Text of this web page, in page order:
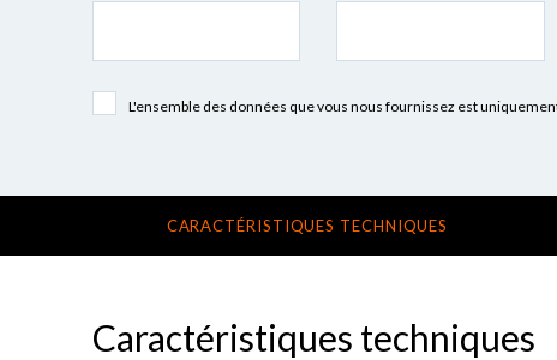
L'ensemble des données que vous nous fournissez est
CARACTÉRISTIQUES TECHNIQUES
Caractéristiques techniques